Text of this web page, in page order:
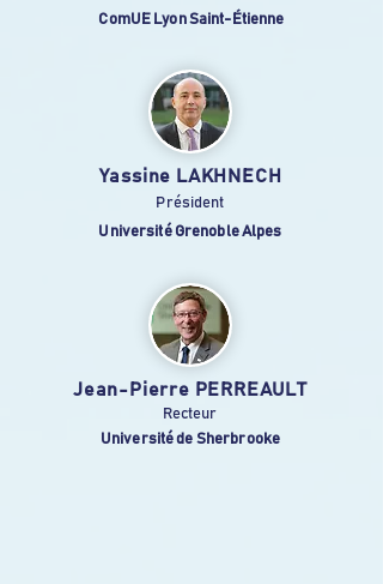
Jean-Pierre PERREAULT
Recteur
Université de Sherbrooke
ComUE Lyon Saint-Étienne
Yassine LAKHNECH
Président
Université Grenoble Alpes